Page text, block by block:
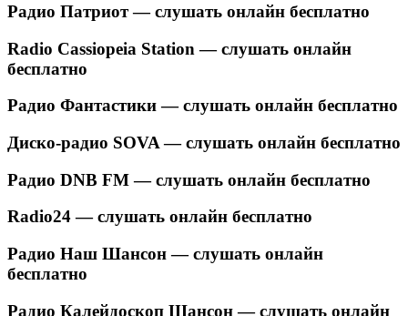
Радио Патриот — слушать онлайн бесплатно
Radio Cassiopeia Station — слушать онлайн
бесплатно
Радио Фантастики — слушать онлайн бесплатно
Диско-радио SOVA — слушать онлайн бесплатно
Радио DNB FM — слушать онлайн бесплатно
Radio24 — слушать онлайн бесплатно
Радио Наш Шансон — слушать онлайн
бесплатно
Радио Калейдоскоп Шансон — слушать онлайн